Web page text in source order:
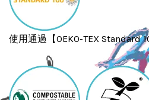
使用通過【OEKO-TEX Standard